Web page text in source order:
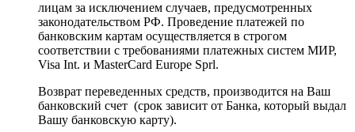
лицам за исключением случаев, предусмотренных
законодательством РФ. Проведение платежей по
банковским картам осуществляется в строгом
соответствии с требованиями платежных систем МИР,
Visa Int. и MasterCard Europe Sprl.
Возврат переведенных средств, производится на Ваш
банковский счет (срок зависит от Банка, который выдал
Вашу банковскую карту).